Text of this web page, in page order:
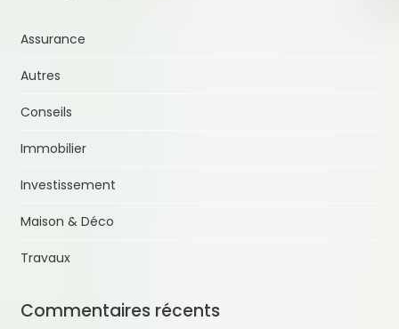
Assurance
Autres
Conseils
Immobilier
Investissement
Maison & Déco
Travaux
Commentaires récents